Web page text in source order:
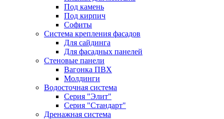
Под камень
Под кирпич
Софиты
Система крепления фасадов
Для сайдинга
Для фасадных панелей
Стеновые панели
Вагонка ПВХ
Молдинги
Водосточная система
Серия "Элит"
Серия "Стандарт"
Дренажная система